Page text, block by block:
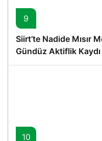
9
Siirt’te Nadide Mısır
Gündüz Aktiflik Kaydı
10